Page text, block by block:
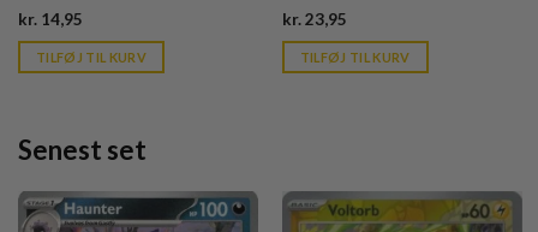
kr. 14,95
is:
kr. 39,95.
TILFØJ TIL KURV
kr.23,95Current
is:
kr. 39,95.
TILFØJ TIL KURV
Senest set